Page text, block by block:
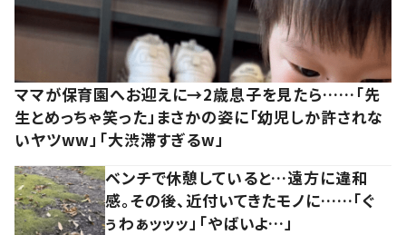
ママが保育園へお迎えに→2歳息子を見たら……「先
生とめっちゃ笑った」まさかの姿に「幼児しか許されな
いヤツww」「大渋滞すぎるw」
ベンチで休憩していると…遠方に違和
感。その後、近付いてきたモノに……「ぐ
ぅわぁッッッ」「やばいよ…」